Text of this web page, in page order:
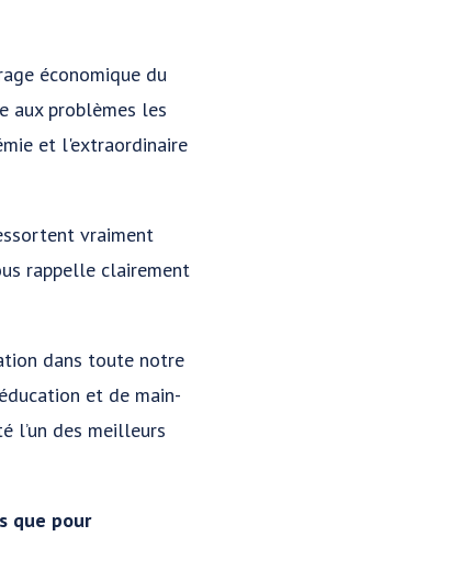
économique du
aux problèmes les
et l'extraordinaire
vraiment
rappelle clairement
dans toute notre
et de main-
l’un des meilleurs
que pour